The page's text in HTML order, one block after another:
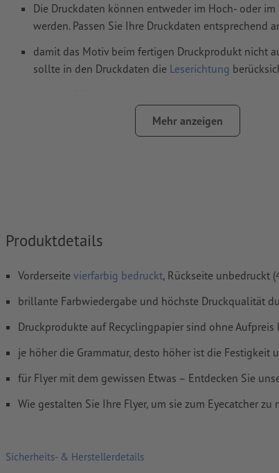
Die Druckdaten können entweder im Hoch- oder
werden. Passen Sie Ihre Druckdaten entsprechend
damit das Motiv beim fertigen Druckprodukt nicht
sollte in den Druckdaten die Leserichtung
anlegen, wichtige
mm Abstand zum Endformat
Rechtschreib- und Satzfehler
Überdruckeneinstellungenwerden von uns nicht
Kommentarewerden gelöscht und nicht gedruckt
Inhalte vonFormularfeldernwerden mitgedruckt
Mehr anzeigen
Produktdetails
Vorderseite vierfarbig bedruckt, Rückseite unbedruckt
brillante Farbwiedergabe und höchste Druckqualität
Druckprodukte auf Recyclingpapier sind ohne
je höher die Grammatur, desto höher ist die Festigkeit
für Flyer mit dem gewissen Etwas – Entdecken Sie
Wie gestalten Sie Ihre Flyer, um sie zum Eyecatcher zu
Sicherheits- & Herstellerdetails